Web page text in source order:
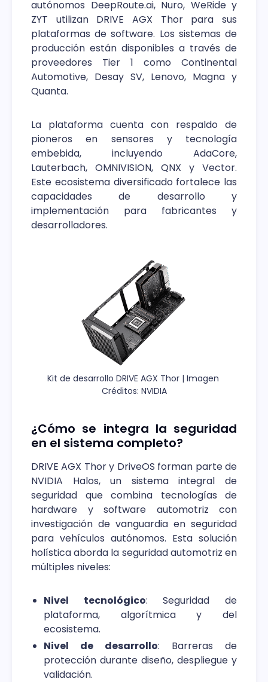
autónomos DeepRoute.ai, Nuro, WeRide y
ZYT utilizan DRIVE AGX Thor para sus
plataformas de software. Los sistemas de
producción están disponibles a través de
proveedores Tier 1 como Continental
Automotive, Desay SV, Lenovo, Magna y
Quanta.
La plataforma cuenta con respaldo de
pioneros en sensores y tecnología
embebida, incluyendo AdaCore,
Lauterbach, OMNIVISION, QNX y Vector.
Este ecosistema diversificado fortalece las
capacidades de desarrollo y
implementación para fabricantes y
desarrolladores.
Kit de desarrollo DRIVE AGX Thor | Imagen
Créditos: NVIDIA
¿Cómo se integra la seguridad
en el sistema completo?
DRIVE AGX Thor y DriveOS forman parte de
NVIDIA Halos, un sistema integral de
seguridad que combina tecnologías de
hardware y software automotriz con
investigación de vanguardia en seguridad
para vehículos autónomos. Esta solución
holística aborda la seguridad automotriz en
múltiples niveles:
Nivel tecnológico: Seguridad de
plataforma, algorítmica y del
ecosistema.
Nivel de desarrollo: Barreras de
protección durante diseño, despliegue y
validación.